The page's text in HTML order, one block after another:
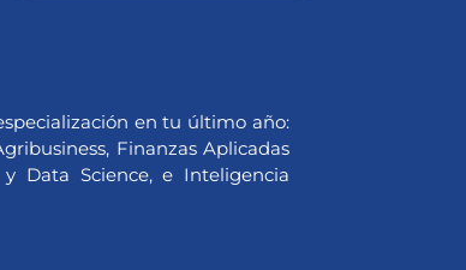
en tu último año:
Finanzas Aplicadas
Data Science, e Inteligencia